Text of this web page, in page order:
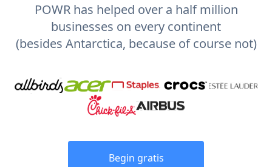
POWR has helped over a half million
businesses on every continent
(besides Antarctica, because of course not)
Begin gratis